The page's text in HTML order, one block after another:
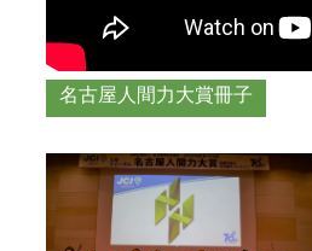
名古屋人間力大賞冊子